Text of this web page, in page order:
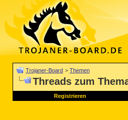
Trojaner-Board > Themen
Threads zum
Registrieren